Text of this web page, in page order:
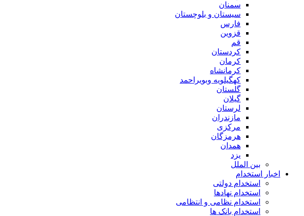
سمنان
سیستان و بلوچستان
فارس
قزوین
قم
کردستان
کرمان
کرمانشاه
کهگیلویه وبویراحمد
گلستان
گیلان
لرستان
مازندران
مرکزی
هرمزگان
همدان
یزد
بین الملل
اخبار استخدام
استخدام دولتی
استخدام نهادها
استخدام نظامی و انتظامی
استخدام بانک ها